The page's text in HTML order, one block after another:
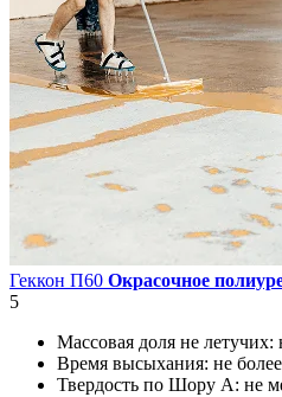
Геккон П60 Окрасочное
5
Массовая доля не летучих:
Время высыхания: не
Твердость по Шору А: не